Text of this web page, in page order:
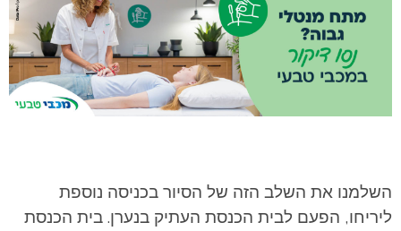
השלמנו את השלב הזה של הסיור בכניסה נוספת
ליריחו, הפעם לבית הכנסת העתיק בנערן. בית הכנסת